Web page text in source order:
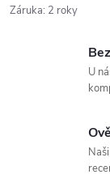
Záruka: 2 roky
U